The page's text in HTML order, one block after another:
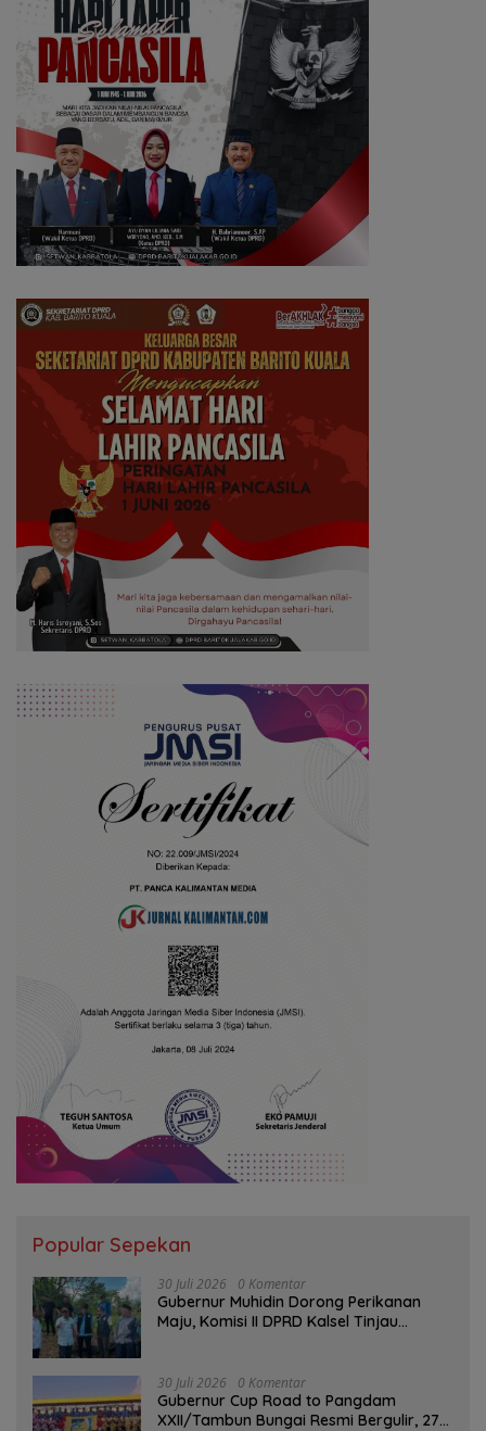
Popular Sepekan
30 Juli 2026 0 Komentar
Gubernur Muhidin Dorong Perikanan
Maju, Komisi II DPRD Kalsel Tinjau
30 Juli 2026 0 Komentar
Gubernur Cup Road to Pangdam
XXII/Tambun Bungai Resmi Bergulir, 27